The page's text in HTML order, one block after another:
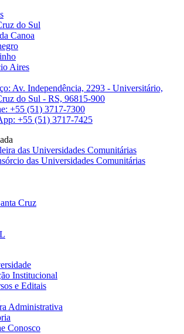
do Sul
Canoa
Aires
Av. Independência, 2293 - Universitário,
do Sul - RS, 96815-900
+55 (51) 3717-7300
+55 (51) 3717-7425
Institucional
e Editais
Administrativa
Conosco